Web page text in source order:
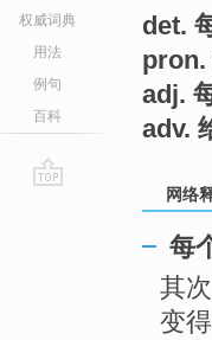
权威词典
用法
例句
百科
det.
pron.
adj.
adv.
网络
每
其
变